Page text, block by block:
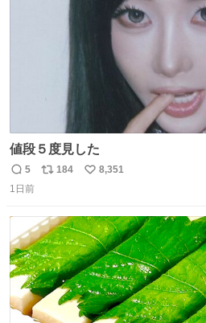
値段５度見した
返
信
5
リ
ト
数
184
い
数
8,351
1日前